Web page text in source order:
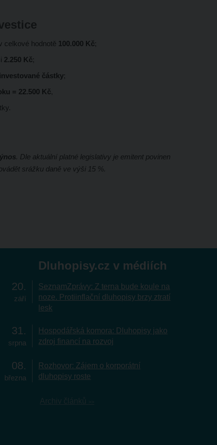
celkové hodnotě 100.000 Kč;
2.250 Kč;
částky;
= 22.500 Kč,
. Dle aktuální platné legislativy je emitent povinen
srážku daně ve výši 15 %.
Dluhopisy.cz v médiích
20
září
SeznamZprávy: Z terna bude koule na
noze. Protiinflační dluhopisy brzy ztratí
lesk
31
srpna
Hospodářská komora: Dluhopisy jako
zdroj financí na rozvoj
08
března
Rozhovor: Zájem o korporátní
dluhopisy roste